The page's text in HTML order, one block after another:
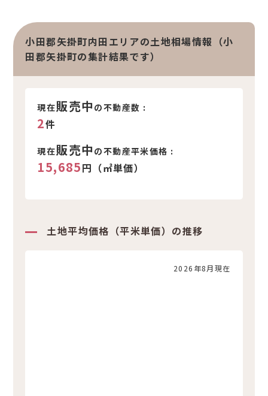
小田郡矢掛町内田エリアの土地相場情報（小
田郡矢掛町の集計結果です）
現在販売中 の不動産数 :
2件
現在販売中 の不動産平米価格 :
15,685円（㎡単価）
土地平均価格（平米単価）の推移
2026年8月現在